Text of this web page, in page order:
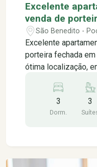
Excelente
venda de
de Caldas MG.
São Benedito -
Excelente
porteira fechada
ótima localização,
impressiona logo
si é bem espaçoso
disposição
3
Dorm.
3